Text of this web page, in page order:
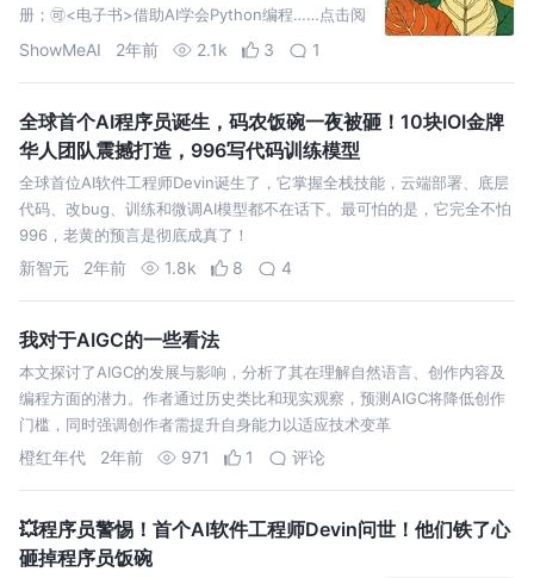
册；🉑<电子书>借助AI学会Python编程……点击阅
读全文
ShowMeAI 2年前 2.1k 3 1
全球首个AI程序员诞生，码农饭碗一夜被砸！10块IOI金牌
华人团队震撼打造，996写代码训练模型
全球首位AI软件工程师Devin诞生了，它掌握全栈技能，云端部署、底层
代码、改bug、训练和微调AI模型都不在话下。最可怕的是，它完全不怕
996，老黄的预言是彻底成真了！
新智元 2年前 1.8k 8 4
我对于AIGC的一些看法
本文探讨了AIGC的发展与影响，分析了其在理解自然语言、创作内容及
编程方面的潜力。作者通过历史类比和现实观察，预测AIGC将降低创作
门槛，同时强调创作者需提升自身能力以适应技术变革
橙红年代 2年前 971 1 评论
💥程序员警惕！首个AI软件工程师Devin问世！他们铁了心
砸掉程序员饭碗